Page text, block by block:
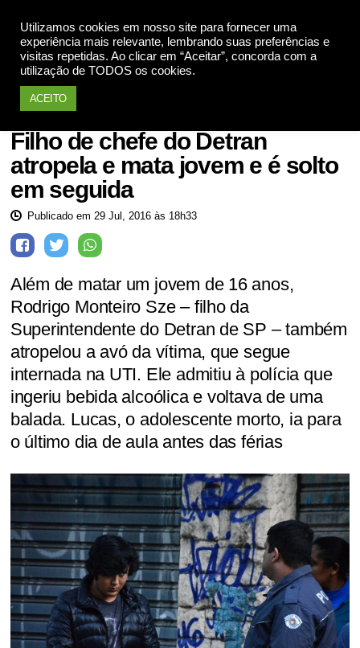
Utilizamos cookies em nosso site para fornecer uma
experiência mais relevante, lembrando suas preferências e
visitas repetidas. Ao clicar em “Aceitar”, concorda com a
utilização de TODOS os cookies.
ACEITO
Injustiça
Filho de chefe do Detran
atropela e mata jovem e é solto
em seguida
Publicado em 29 Jul, 2016 às 18h33
Além de matar um jovem de 16 anos,
Rodrigo Monteiro Sze – filho da
Superintendente do Detran de SP – também
atropelou a avó da vítima, que segue
internada na UTI. Ele admitiu à polícia que
ingeriu bebida alcoólica e voltava de uma
balada. Lucas, o adolescente morto, ia para
o último dia de aula antes das férias